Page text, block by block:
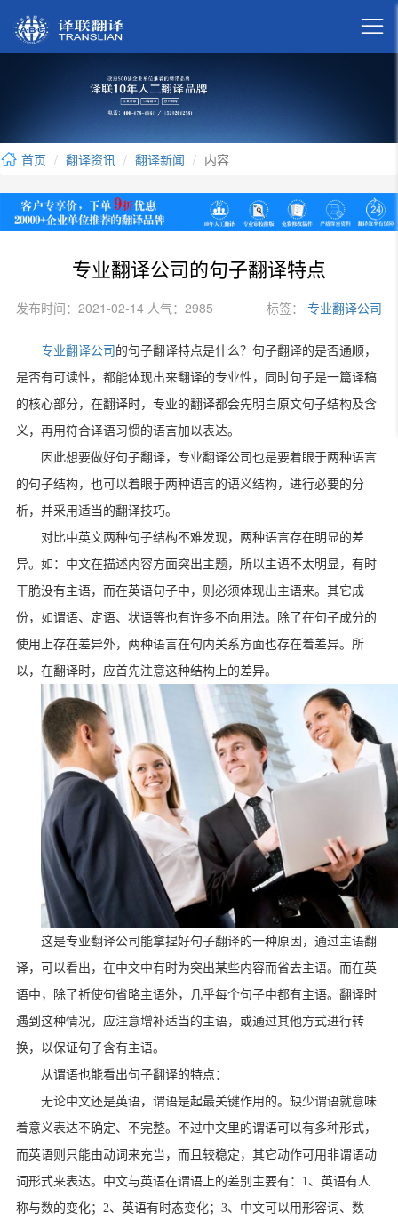

首页 翻译资讯 翻译新闻 内容
专业翻译公司的句子翻译特点
发布时间：2021-02-14 人气：2985 标签： 专业翻译公司
专业翻译公司 的句子翻译特点是什么？句子翻译的是否通顺，
是否有可读性，都能体现出来翻译的专业性，同时句子是一篇译稿
的核心部分，在翻译时，专业的翻译都会先明白原文句子结构及含
义，再用符合译语习惯的语言加以表达。
因此想要做好句子翻译，专业翻译公司也是要着眼于两种语言
的句子结构，也可以着眼于两种语言的语义结构，进行必要的分
析，并采用适当的翻译技巧。
对比中英文两种句子结构不难发现，两种语言存在明显的差
异。如：中文在描述内容方面突出主题，所以主语不太明显，有时
干脆没有主语，而在英语句子中，则必须体现出主语来。其它成
份，如谓语、定语、状语等也有许多不向用法。除了在句子成分的
使用上存在差异外，两种语言在句内关系方面也存在着差异。所
以，在翻译时，应首先注意这种结构上的差异。
这是专业翻译公司能拿捏好句子翻译的一种原因，通过主语翻
译，可以看出，在中文中有时为突出某些内容而省去主语。而在英
语中，除了祈使句省略主语外，几乎每个句子中都有主语。翻译时
遇到这种情况，应注意增补适当的主语，或通过其他方式进行转
换，以保证句子含有主语。
从谓语也能看出句子翻译的特点：
无论中文还是英语，谓语是起最关键作用的。缺少谓语就意味
着意义表达不确定、不完整。不过中文里的谓语可以有多种形式，
而英语则只能由动词来充当，而且较稳定，其它动作可用非谓语动
词形式来表达。中文与英语在谓语上的差别主要有： 1 、英语有人
称与数的变化； 2、英语有时态变化； 3、中文可以用形容词、数